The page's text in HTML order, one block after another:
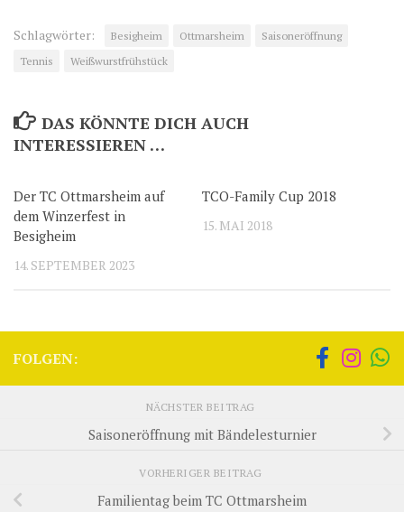
Schlagwörter: Besigheim Ottmarsheim
Saisoneröffnung
Tennis
Weißwurstfrühstück
DAS KÖNNTE DICH AUCH
INTERESSIEREN …
Der TC Ottmarsheim auf
dem Winzerfest in
Besigheim
14. SEPTEMBER 2023
TCO-Family Cup 2018
15. MAI 2018
FOLGEN:
NÄCHSTER BEITRAG
Saisoneröffnung mit Bändelesturnier
VORHERIGER BEITRAG
Familientag beim TC Ottmarsheim